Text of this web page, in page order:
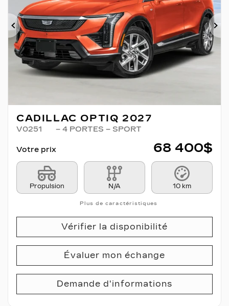
Précédent
CADILLAC OPTIQ 2027
V0251 – 4 PORTES – SPORT
Votre prix 68 400$
Propulsion N/A 10 km
Plus de caractéristiques
Vérifier la disponibilité
Évaluer mon échange
Demande d'informations